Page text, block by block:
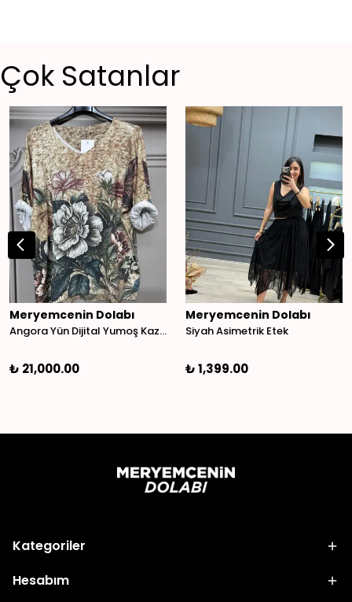
Çok Satanlar
Meryemcenin Dolabı
Angora Yün Dijital Yumoş Kazak
₺ 21,000.00
Meryemcenin Dolabı
Siyah Asimetrik Etek
₺ 1,399.00
Kategoriler
Hesabım